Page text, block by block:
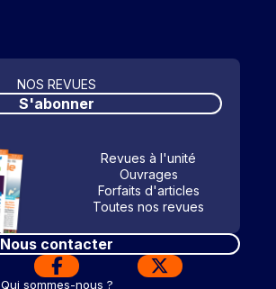
NOS REVUES
S'abonner
Revues à l'unité
Ouvrages
Forfaits d'articles
Toutes nos revues
Nous contacter
Qui sommes-nous ?